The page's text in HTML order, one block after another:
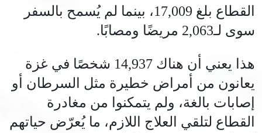
القطاع بلغ 17,009، بينما لم يُسمح بالسفر
سوى لـ2,063 مريضًا ومصابًا.
هذا يعني أن هناك 14,937 شخصًا في غزة
يعانون من أمراض خطيرة مثل السرطان أو
إصابات بالغة، ولم يتمكنوا من مغادرة
القطاع لتلقي العلاج اللازم، ما يُعرّض حياتهم